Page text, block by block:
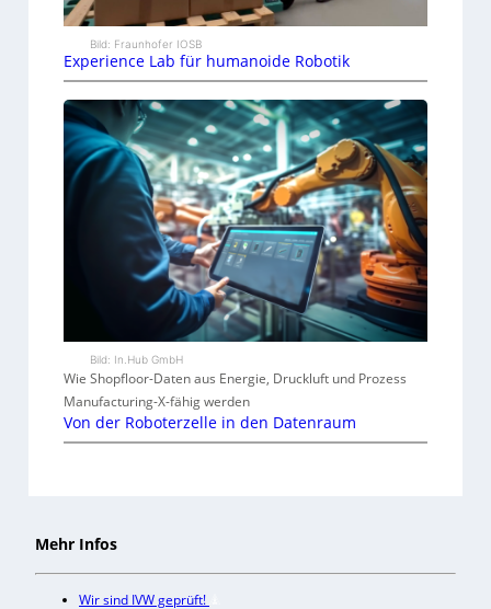
Bild: Fraunhofer IOSB
Experience Lab für humanoide Robotik
Bild: In.Hub GmbH
Wie Shopfloor-Daten aus Energie, Druckluft und Prozess
Manufacturing-X-fähig werden
Von der Roboterzelle in den Datenraum
Mehr Infos
Wir sind IVW geprüft!